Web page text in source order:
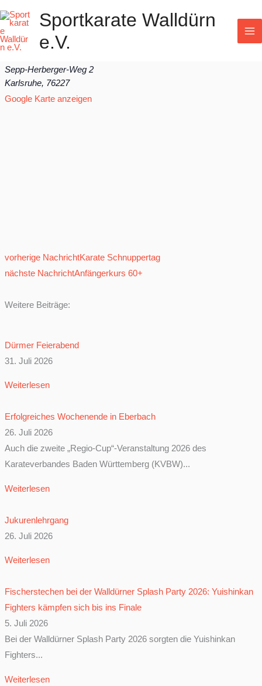
Inhalt
springen
Sportkarate Walldürn
e.V.
Trainerfortbildung
26.September.2025
Sepp-Herberger-Weg 2
Karlsruhe, 76227
Google Karte anzeigen
Prev
vorherige NachrichtKarate Schnuppertag
nächste NachrichtAnfängerkurs 60+
Next
Weitere Beiträge:
Dürmer Feierabend
31. Juli 2026
Weiterlesen
Erfolgreiches Wochenende in Eberbach
26. Juli 2026
Auch die zweite „Regio-Cup“-Veranstaltung 2026 des
Karateverbandes Baden Württemberg (KVBW)...
Weiterlesen
Jukurenlehrgang
26. Juli 2026
Weiterlesen
Fischerstechen bei der Walldürner Splash Party 2026: Yuishinkan
Fighters kämpfen sich bis ins Finale
5. Juli 2026
Bei der Walldürner Splash Party 2026 sorgten die Yuishinkan
Fighters...
Weiterlesen